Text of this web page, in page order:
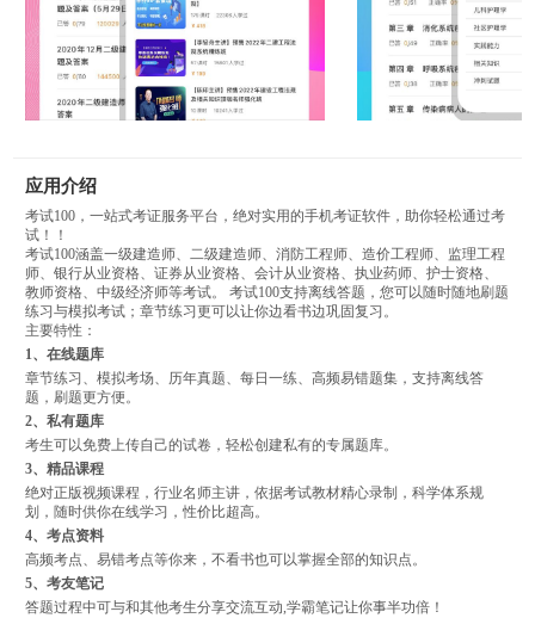
应用介绍
考试100，一站式考证服务平台，绝对实用的手机考证软件，助你轻松通过考
试！！
考试100涵盖一级建造师、二级建造师、消防工程师、造价工程师、监理工程
师、银行从业资格、证券从业资格、会计从业资格、执业药师、护士资格、
教师资格、中级经济师等考试。 考试100支持离线答题，您可以随时随地刷题
练习与模拟考试；章节练习更可以让你边看书边巩固复习。
主要特性：
1、在线题库
章节练习、模拟考场、历年真题、每日一练、高频易错题集，支持离线答
题，刷题更方便。
2、私有题库
考生可以免费上传自己的试卷，轻松创建私有的专属题库。
3、精品课程
绝对正版视频课程，行业名师主讲，依据考试教材精心录制，科学体系规
划，随时供你在线学习，性价比超高。
4、考点资料
高频考点、易错考点等你来，不看书也可以掌握全部的知识点。
5、考友笔记
答题过程中可与和其他考生分享交流互动,学霸笔记让你事半功倍！